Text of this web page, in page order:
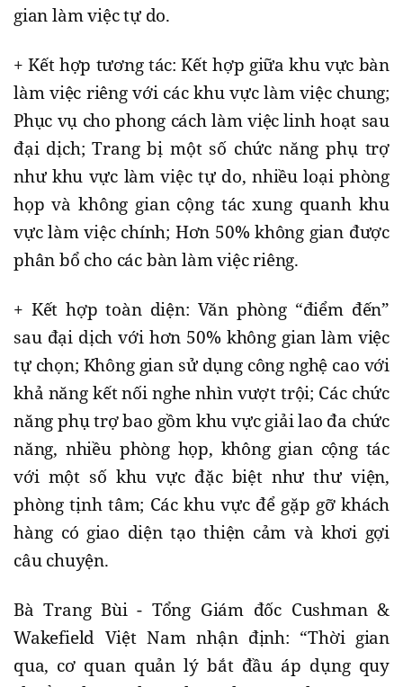
gian làm việc tự do.
+ Kết hợp tương tác: Kết hợp giữa khu vực bàn
làm việc riêng với các khu vực làm việc chung;
Phục vụ cho phong cách làm việc linh hoạt sau
đại dịch; Trang bị một số chức năng phụ trợ
như khu vực làm việc tự do, nhiều loại phòng
họp và không gian cộng tác xung quanh khu
vực làm việc chính; Hơn 50% không gian được
phân bổ cho các bàn làm việc riêng.
+ Kết hợp toàn diện: Văn phòng “điểm đến”
sau đại dịch với hơn 50% không gian làm việc
tự chọn; Không gian sử dụng công nghệ cao với
khả năng kết nối nghe nhìn vượt trội; Các chức
năng phụ trợ bao gồm khu vực giải lao đa chức
năng, nhiều phòng họp, không gian cộng tác
với một số khu vực đặc biệt như thư viện,
phòng tịnh tâm; Các khu vực để gặp gỡ khách
hàng có giao diện tạo thiện cảm và khơi gợi
câu chuyện.
Bà Trang Bùi - Tổng Giám đốc Cushman &
Wakefield Việt Nam nhận định: “Thời gian
qua, cơ quan quản lý bắt đầu áp dụng quy